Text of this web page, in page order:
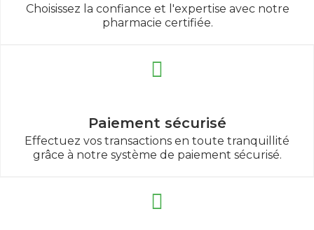
Choisissez la confiance et l'expertise avec notre
pharmacie certifiée.
Paiement sécurisé
Effectuez vos transactions en toute tranquillité
grâce à notre système de paiement sécurisé.